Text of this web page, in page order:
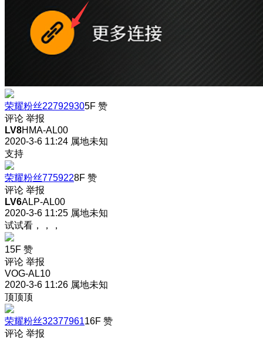
荣耀粉丝227929305F 赞
评论 举报
LV8HMA-AL00
2020-3-6 11:24 属地未知
支持
荣耀粉丝7759228F 赞
评论 举报
LV6ALP-AL00
2020-3-6 11:25 属地未知
试试看，，，
15F 赞
评论 举报
VOG-AL10
2020-3-6 11:26 属地未知
顶顶顶
荣耀粉丝3237796116F 赞
评论 举报